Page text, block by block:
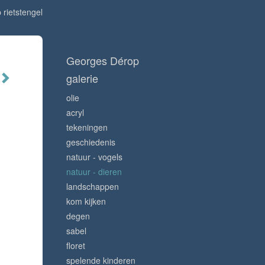
rietstengel
Georges Dérop
galerie
olie
acryl
tekeningen
geschiedenis
natuur - vogels
natuur - dieren
landschappen
kom kijken
degen
sabel
floret
spelende kinderen